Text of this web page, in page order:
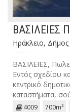
ΒΑΣΙΛΕΙΕΣ
Ηράκλειο, Δήμος
ΒΑΣΙΛΕΙΕΣ,
Εντός σχεδίου
κεντρικό
καταστήματα,
ευρώ.
4009 700m²